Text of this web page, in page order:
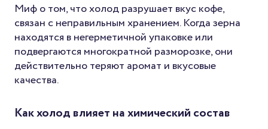
Миф о том, что холод разрушает вкус кофе,
связан с неправильным хранением. Когда зерна
находятся в негерметичной упаковке или
подвергаются многократной разморозке, они
действительно теряют аромат и вкусовые
качества.
Как холод влияет на химический состав